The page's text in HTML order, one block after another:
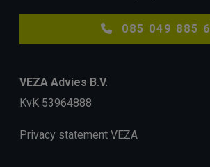
085 049 885 6
VEZA Advies B.V.
KvK 53964888
Privacy statement VEZA